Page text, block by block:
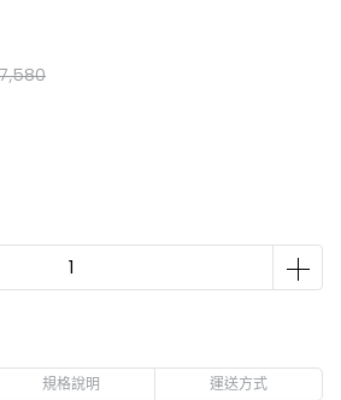
規格說明 運送方式